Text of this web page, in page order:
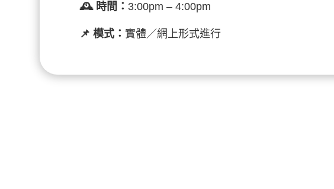
🕰️ 時間： 3:00pm – 4:00pm
📌 模式： 實體／網上形式進行